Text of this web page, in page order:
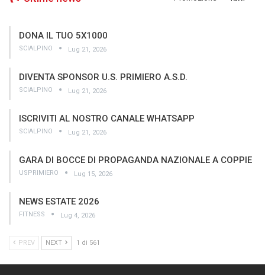
DONA IL TUO 5X1000
SCIALPINO Lug 21, 2026
DIVENTA SPONSOR U.S. PRIMIERO A.S.D.
SCIALPINO Lug 21, 2026
ISCRIVITI AL NOSTRO CANALE WHATSAPP
SCIALPINO Lug 21, 2026
GARA DI BOCCE DI PROPAGANDA NAZIONALE A COPPIE
USPRIMIERO Lug 15, 2026
NEWS ESTATE 2026
FITNESS Lug 4, 2026
PREV NEXT 1 di 561